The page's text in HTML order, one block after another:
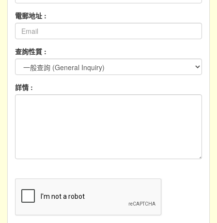
電郵地址 :
查詢性質 :
詳情 :